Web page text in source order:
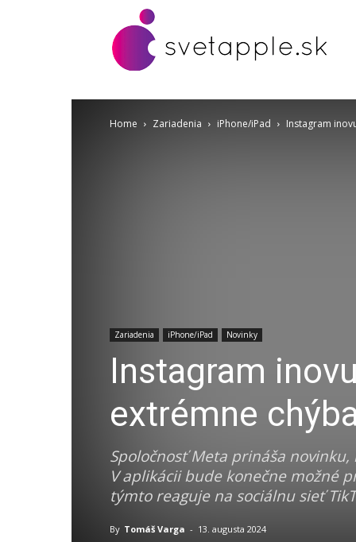
Home Zariadenia iPhone/iPad Instagram
Zariadenia iPhone/iPad Novinky
Instagram
extrémne
Spoločnosť Meta prináša
V aplikácii bude konečne možné
týmto reaguje na sociálnu sieť
By Tomáš Varga - 13. augusta 2024